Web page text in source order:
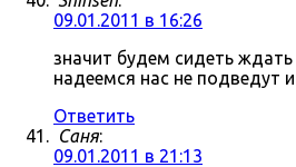
09.01.2011 в 16:26
значит будем сидеть
надеемся нас не подведут
Ответить
Саня:
09.01.2011 в 21:13